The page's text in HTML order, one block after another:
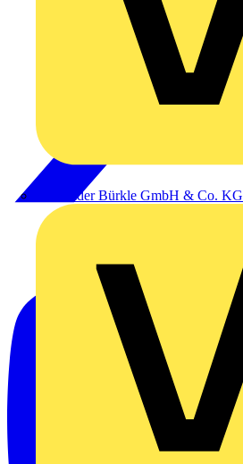
Alexander Bürkle GmbH & Co. KG